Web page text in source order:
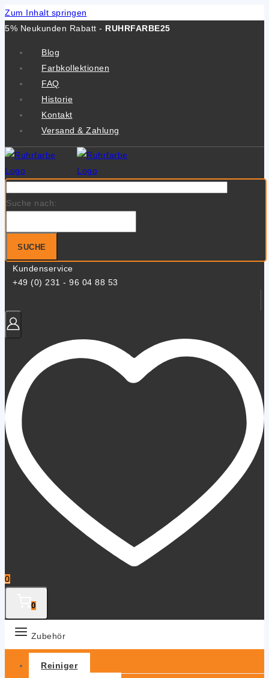
Zum Inhalt springen
5% Neukunden Rabatt - RUHRFARBE25
Blog
Farbkollektionen
FAQ
Historie
Kontakt
Versand & Zahlung
Suche nach:
SUCHE
Kundenservice
+49 (0) 231 - 96 04 88 53
0
0
Zubehör
Reiniger